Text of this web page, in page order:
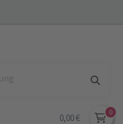
0,00 €